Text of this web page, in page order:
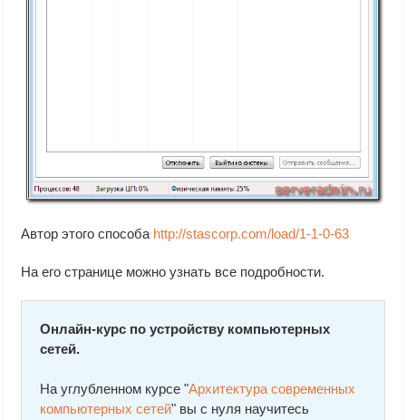
Автор этого способа http://stascorp.com/load/1-1-0-63
На его странице можно узнать все подробности.
Онлайн-курс по устройству компьютерных
сетей.
На углубленном курсе "Архитектура современных
компьютерных сетей" вы с нуля научитесь